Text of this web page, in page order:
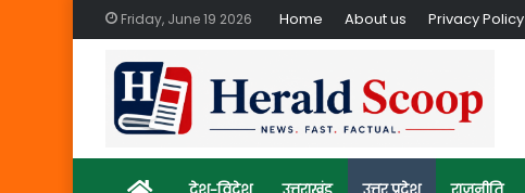
Friday, June 19 2026 Home About us Privacy Policy